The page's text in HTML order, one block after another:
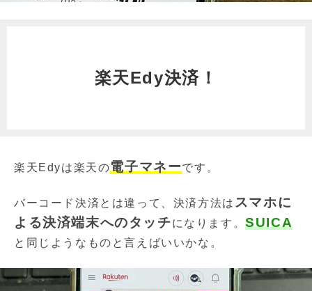
楽天Edy決済！
楽天Edyは楽天の電子マネーです。
バーコード決済とは違って、決済方法は スマホに
よる決済端末へのタッチになります。SUICA
と同じようなものと言えばいいかな。